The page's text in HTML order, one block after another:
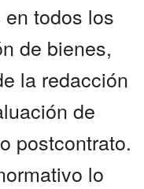
todos los
de bienes,
la redacción
de
postcontrato.
lo